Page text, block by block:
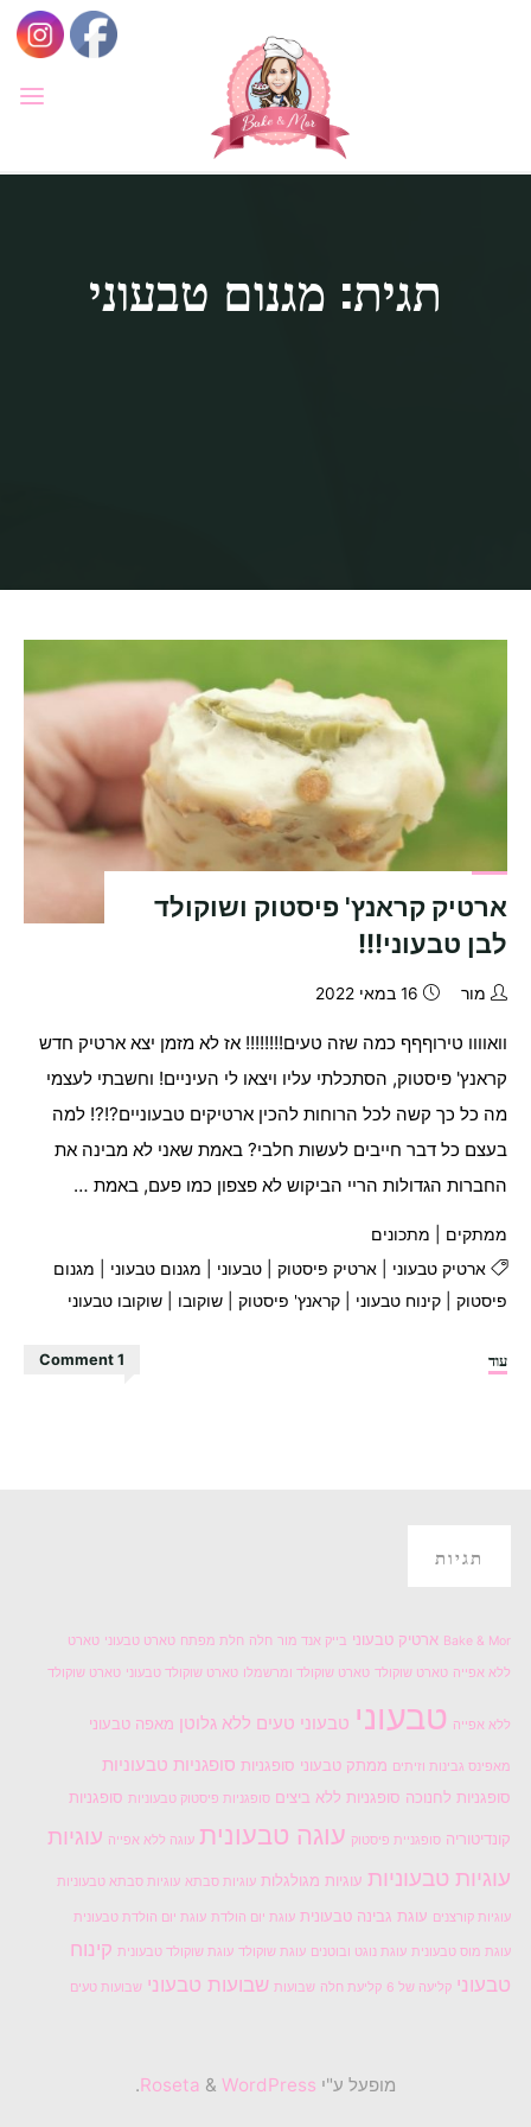
MOR
תגית: מגנום טבעוני
ארטיק קראנץ' פיסטוק ושוקולד
לבן טבעוני!!!
מור 16 במאי 2022
וואוווו טירוףףף כמה שזה טעים!!!!!!!! אז לא מזמן יצא ארטיק חדש
קראנץ' פיסטוק, הסתכלתי עליו ויצאו לי העיניים! וחשבתי לעצמי
מה כל כך קשה לכל הרוחות להכין ארטיקים טבעוניים?!?! למה
בעצם כל דבר חייבים לעשות חלבי? באמת שאני לא מבינה את
החברות הגדולות הריי הביקוש לא פצפון כמו פעם, באמת …
ממתקים
מתכונים
ארטיק טבעוני
ארטיק פיסטוק| טבעוני מגנום טבעוני
מגנום
פיסטוק |קינוח טבעוני |קראנץ' פיסטוק |שוקובו |שוקובו טבעוני
עוד"ארטיק
1 Comment
תגיות
Bake & Mor ארטיק טבעוני בייק אנד מור חלה חלת מפתח טארט טבעוני טארט
ללא אפייה טארט שוקולד טארט שוקולד ומרשמלו טארט שוקולד טבעוני טארט שוקולד
ללא אפייה טבעוני טבעוני טעים ללא גלוטן מאפה טבעוני
מאפינס גבינות וזיתים ממתק טבעוני סופגניות סופגניות טבעוניות
סופגניות לחנוכה סופגניות ללא ביצים סופגניות פיסטוק טבעוניות סופגניות
קונדיטוריה סופגניית פיסטוק עוגה טבעונית עוגה ללא אפייה עוגיות
עוגיות טבעוניות עוגיות מגולגלות עוגיות סבתא עוגיות סבתא טבעוניות
עוגיות קורצנים עוגת גבינה טבעונית עוגת יום הולדת עוגת יום הולדת טבעונית
עוגת מוס טבעונית עוגת נוגט ובוטנים עוגת שוקולד עוגת שוקולד טבעונית קינוח
טבעוני קליעה של 6 קליעת חלה שבועות שבועות טבעוני שבועות טעים
מופעל ע"י & WordPress
.